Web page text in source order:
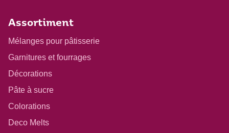
Assortiment
Mélanges pour pâtisserie
Garnitures et fourrages
Décorations
Pâte à sucre
Colorations
Deco Melts